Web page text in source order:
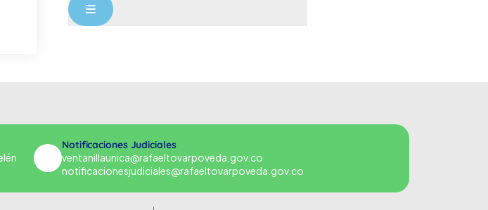
Menú conmutador hamburguesa
Notificaciones Judiciales
ventanillaunica@rafaeltovarpoveda.gov.co
notificacionesjudiciales@rafaeltovarpoveda.gov.co